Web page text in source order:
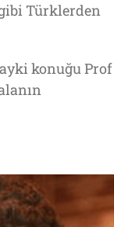
Türklerden
konuğu Prof